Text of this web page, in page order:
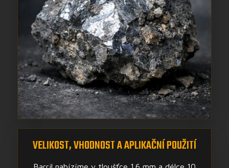
VELIKOST, VHODNOST A APLIKAČNÍ POUŽITÍ